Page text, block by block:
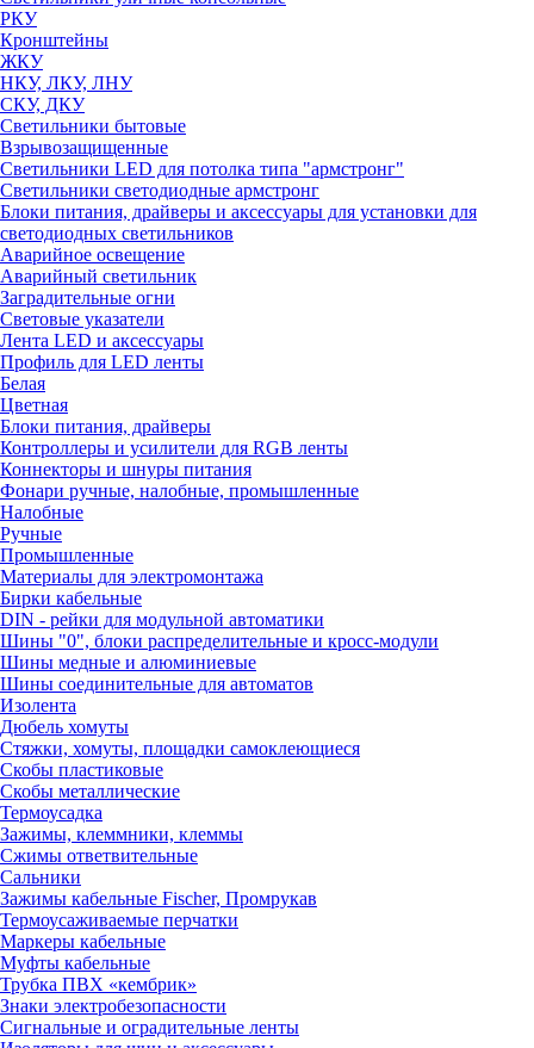
РКУ
Кронштейны
ЖКУ
НКУ, ЛКУ, ЛНУ
СКУ, ДКУ
Светильники бытовые
Взрывозащищенные
Светильники LED для потолка типа "армстронг"
Светильники светодиодные армстронг
Блоки питания, драйверы и аксессуары для установки для
светодиодных светильников
Аварийное освещение
Аварийный светильник
Заградительные огни
Световые указатели
Лента LED и аксессуары
Профиль для LED ленты
Белая
Цветная
Блоки питания, драйверы
Контроллеры и усилители для RGB ленты
Коннекторы и шнуры питания
Фонари ручные, налобные, промышленные
Налобные
Ручные
Промышленные
Материалы для электромонтажа
Бирки кабельные
DIN - рейки для модульной автоматики
Шины "0", блоки распределительные и кросс-модули
Шины медные и алюминиевые
Шины соединительные для автоматов
Изолента
Дюбель хомуты
Стяжки, хомуты, площадки самоклеющиеся
Скобы пластиковые
Скобы металлические
Термоусадка
Зажимы, клеммники, клеммы
Сжимы ответвительные
Сальники
Зажимы кабельные Fischer, Промрукав
Термоусаживаемые перчатки
Маркеры кабельные
Муфты кабельные
Трубка ПВХ «кембрик»
Знаки электробезопасности
Сигнальные и оградительные ленты